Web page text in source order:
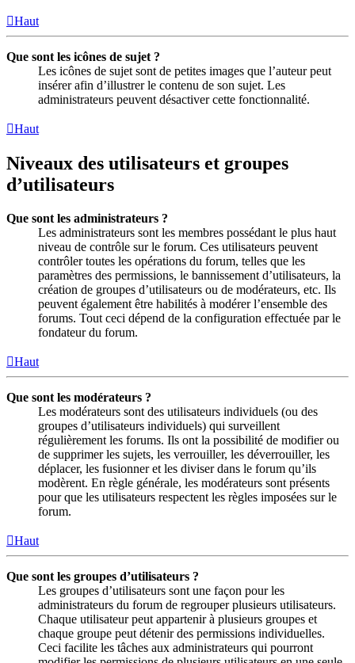
Haut
Que sont les icônes de sujet ?
Les icônes de sujet sont de petites images que l’auteur peut
insérer afin d’illustrer le contenu de son sujet. Les
administrateurs peuvent désactiver cette fonctionnalité.
Haut
Niveaux des utilisateurs et groupes
d’utilisateurs
Que sont les administrateurs ?
Les administrateurs sont les membres possédant le plus haut
niveau de contrôle sur le forum. Ces utilisateurs peuvent
contrôler toutes les opérations du forum, telles que les
paramètres des permissions, le bannissement d’utilisateurs, la
création de groupes d’utilisateurs ou de modérateurs, etc. Ils
peuvent également être habilités à modérer l’ensemble des
forums. Tout ceci dépend de la configuration effectuée par le
fondateur du forum.
Haut
Que sont les modérateurs ?
Les modérateurs sont des utilisateurs individuels (ou des
groupes d’utilisateurs individuels) qui surveillent
régulièrement les forums. Ils ont la possibilité de modifier ou
de supprimer les sujets, les verrouiller, les déverrouiller, les
déplacer, les fusionner et les diviser dans le forum qu’ils
modèrent. En règle générale, les modérateurs sont présents
pour que les utilisateurs respectent les règles imposées sur le
forum.
Haut
Que sont les groupes d’utilisateurs ?
Les groupes d’utilisateurs sont une façon pour les
administrateurs du forum de regrouper plusieurs utilisateurs.
Chaque utilisateur peut appartenir à plusieurs groupes et
chaque groupe peut détenir des permissions individuelles.
Ceci facilite les tâches aux administrateurs qui pourront